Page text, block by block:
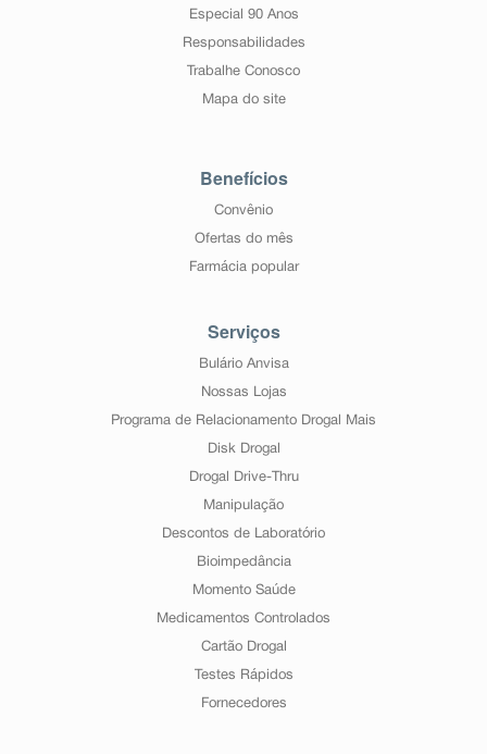
Especial 90 Anos
Responsabilidades
Trabalhe Conosco
Mapa do site
Benefícios
Convênio
Ofertas do mês
Farmácia popular
Serviços
Bulário Anvisa
Nossas Lojas
Programa de Relacionamento Drogal Mais
Disk Drogal
Drogal Drive-Thru
Manipulação
Descontos de Laboratório
Bioimpedância
Momento Saúde
Medicamentos Controlados
Cartão Drogal
Testes Rápidos
Fornecedores